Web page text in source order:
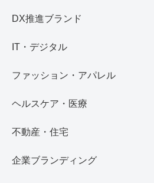
DX推進ブランド
IT・デジタル
ファッション・アパレル
ヘルスケア・医療
不動産・住宅
企業ブランディング